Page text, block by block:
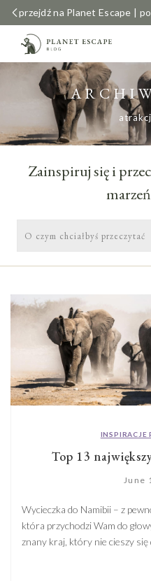
przejdź na Planet Escape |
Zainspiruj się i
INSPIRACJE
Top 13
June
Wycieczka do Namibii – z
która przychodzi Wam do
znany kraj, który nie cieszy